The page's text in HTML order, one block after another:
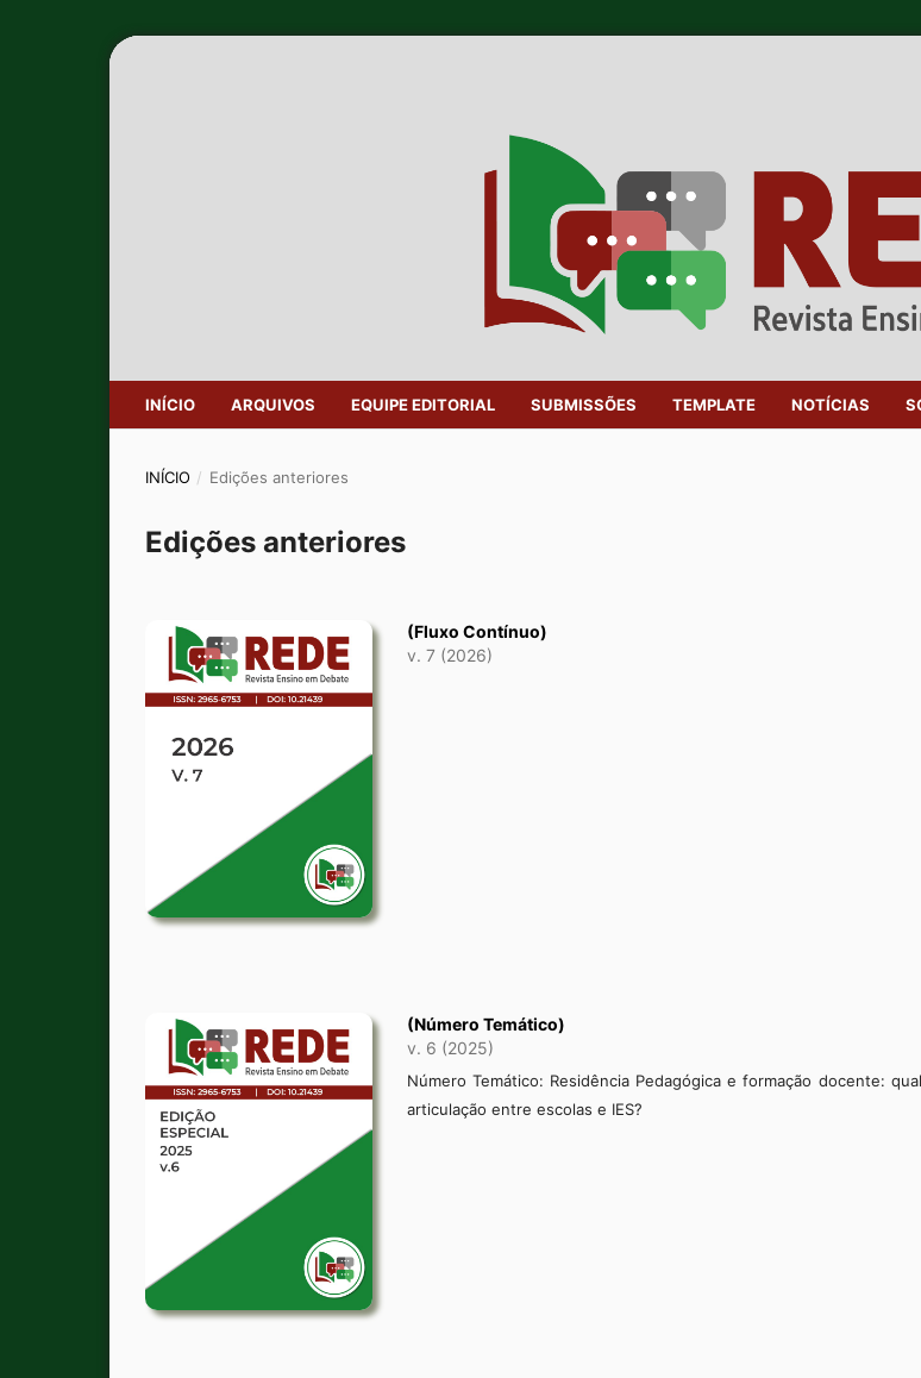
INÍCIO ARQUIVOS EQUIPE EDITORIAL SUBMISSÕES TEMPLATE NOTÍCIAS
INÍCIO / Edições anteriores
Edições anteriores
(Fluxo Contínuo)
v. 7 (2026)
(Número Temático)
v. 6 (2025)
Número Temático: Residência Pedagógica e formação docente:
articulação entre escolas e IES?